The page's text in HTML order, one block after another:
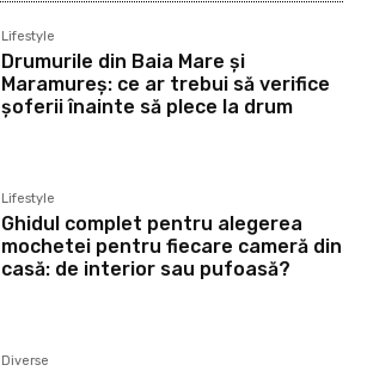
Lifestyle
Drumurile din Baia Mare și
Maramureș: ce ar trebui să verifice
șoferii înainte să plece la drum
Lifestyle
Ghidul complet pentru alegerea
mochetei pentru fiecare cameră din
casă: de interior sau pufoasă?
Diverse